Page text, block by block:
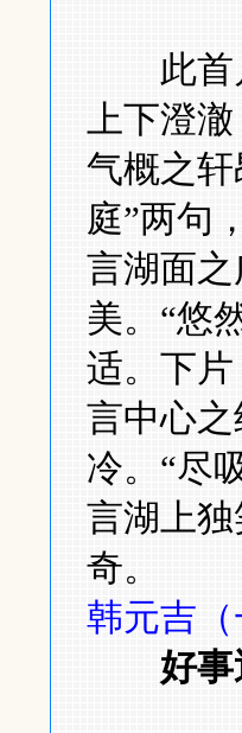
此首月
上下澄
气概之
庭”两句
言湖面
美。 “悠
适。下
言中心
冷。 “尽
言湖上
奇。
韩元吉
好事